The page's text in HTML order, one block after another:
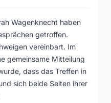
Wagenknecht haben
getroffen.
vereinbart. Im
gemeinsame Mitteilung
dass das Treffen in
sich beide Seiten ihrer